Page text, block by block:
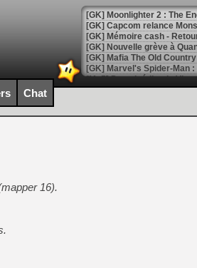
[GK] Moonlighter 2 : The
[GK] Capcom relance
[Mo5] Deux inédits du
[GK] Le beat'em up The
[GK] Endless Legend 2 :
[LS] [PS5] Le WebKit
[GK] Oubliez Crazy Taxi,
[LS] [Switch] NSZ 5.0.0
[GK] No More Room in
[GK] Un chatbot Atelier
Chat
16).